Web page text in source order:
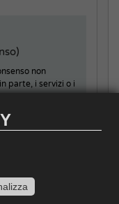
non
parte, i servizi o i
the manual that
the right syntax to use